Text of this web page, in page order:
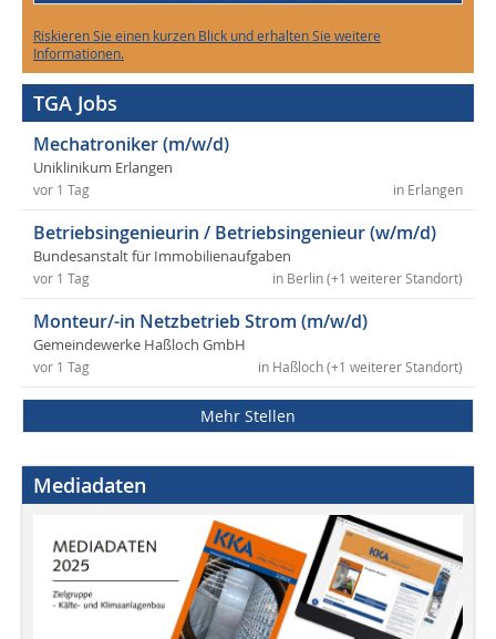
Riskieren Sie einen kurzen Blick und erhalten Sie weitere
Informationen.
TGA Jobs
Mechatroniker (m/w/d)
Uniklinikum Erlangen
in Erlangen
vor 1 Tag
Betriebsingenieurin / Betriebsingenieur (w/m/d)
Bundesanstalt für Immobilienaufgaben
in Berlin (+1 weiterer Standort)
vor 1 Tag
Monteur/-in Netzbetrieb Strom (m/w/d)
Gemeindewerke Haßloch GmbH
in Haßloch (+1 weiterer Standort)
vor 1 Tag
Mehr Stellen
Mediadaten